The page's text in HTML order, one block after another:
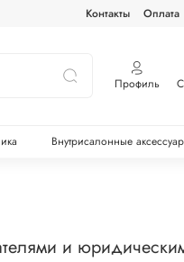
Контакты Оплата
Профиль
Внутрисалонные
и